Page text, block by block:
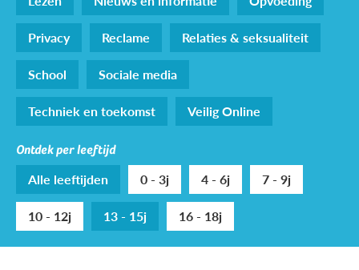
Privacy
Reclame
Relaties & seksualiteit
School
Sociale media
Techniek en toekomst
Veilig Online
Ontdek per leeftijd
Alle leeftijden 0 - 3j 4 - 6j
7 - 9j
10 - 12j
13 - 15j 16 - 18j